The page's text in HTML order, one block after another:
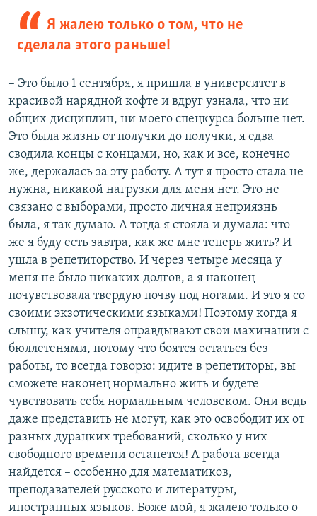
Я жалею только о том, что не
сделала этого раньше!
– Это было 1 сентября, я пришла в университет в
красивой нарядной кофте и вдруг узнала, что ни
общих дисциплин, ни моего спецкурса больше нет.
Это была жизнь от получки до получки, я едва
сводила концы с концами, но, как и все, конечно
же, держалась за эту работу. А тут я просто стала не
нужна, никакой нагрузки для меня нет. Это не
связано с выборами, просто личная неприязнь
была, я так думаю. А тогда я стояла и думала: что
же я буду есть завтра, как же мне теперь жить? И
ушла в репетиторство. И через четыре месяца у
меня не было никаких долгов, а я наконец
почувствовала твердую почву под ногами. И это я со
своими экзотическими языками! Поэтому когда я
слышу, как учителя оправдывают свои махинации с
бюллетенями, потому что боятся остаться без
работы, то всегда говорю: идите в репетиторы, вы
сможете наконец нормально жить и будете
чувствовать себя нормальным человеком. Они ведь
даже представить не могут, как это освободит их от
разных дурацких требований, сколько у них
свободного времени останется! А работа всегда
найдется – особенно для математиков,
преподавателей русского и литературы,
иностранных языков. Боже мой, я жалею только о